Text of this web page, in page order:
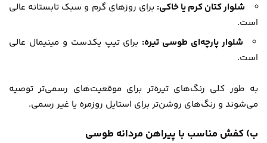
شلوار کتان کرم یا خاکی: برای روزهای گرم و سبک تابستانه عالی
است.
شلوار پارچه‌ای طوسی تیره: برای تیپ یکدست و مینیمال عالی
است.
به طور کلی رنگ‌های تیره‌تر برای موقعیت‌های رسمی‌تر توصیه
می‌شوند و رنگ‌های روشن‌تر برای استایل روزمره یا غیر رسمی.
ب) کفش مناسب با پیراهن مردانه طوسی